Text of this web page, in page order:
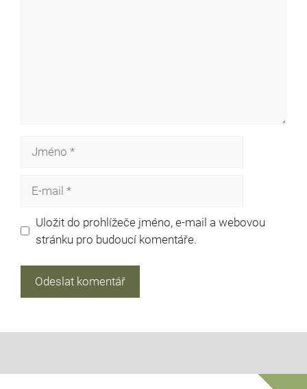
mail
Uložit do prohlížeče jméno, e-mail a webovou
stránku pro budoucí komentáře.